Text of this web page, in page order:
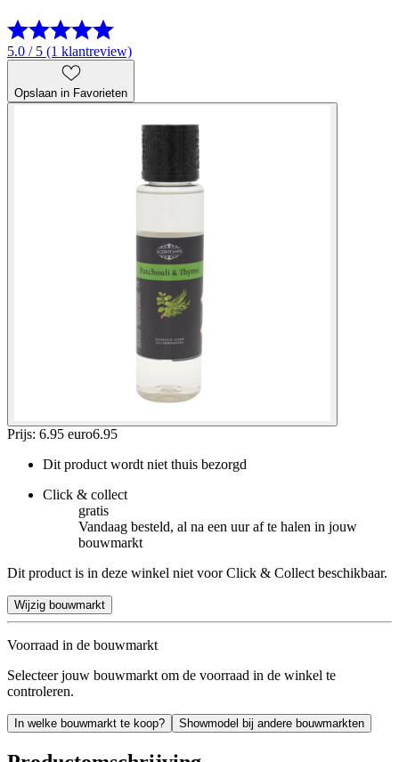
5.0 / 5 (1 klantreview)
Opslaan in Favorieten
Prijs: 6.95 euro6.95
Dit product wordt niet thuis bezorgd
Click & collect
gratis
Vandaag besteld, al na een uur af te halen in jouw
bouwmarkt
Dit product is in deze winkel niet voor Click & Collect beschikbaar.
Wijzig bouwmarkt
Voorraad in de bouwmarkt
Selecteer jouw bouwmarkt om de voorraad in de winkel te
controleren.
In welke bouwmarkt te koop? Showmodel bij andere bouwmarkten